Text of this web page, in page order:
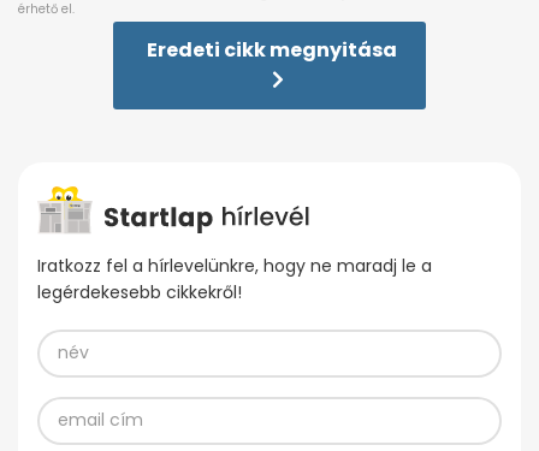
Eredeti cikk megnyitása
Iratkozz fel a hírlevelünkre, hogy ne maradj le a
legérdekesebb cikkekről!